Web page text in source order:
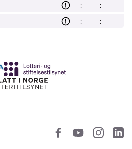
--:-- - --:--
--:-- - --:--